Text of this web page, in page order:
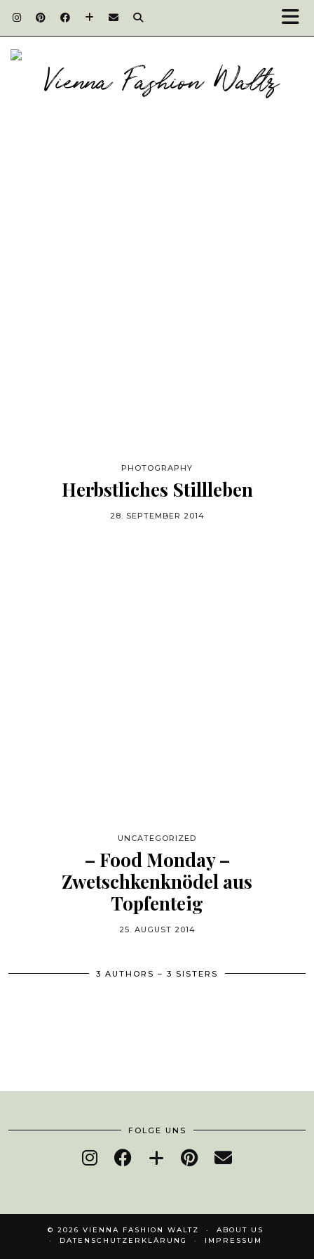
PHOTOGRAPHY
Herbstliches Stillleben
28. SEPTEMBER 2014
UNCATEGORIZED
– Food Monday –
Zwetschkenknödel aus
Topfenteig
25. AUGUST 2014
3 AUTHORS – 3 SISTERS
FOLGE UNS
© 2026 VIENNA FASHION WALTZ
ABOUT US
DATENSCHUTZERKLÄRUNG
IMPRESSUM